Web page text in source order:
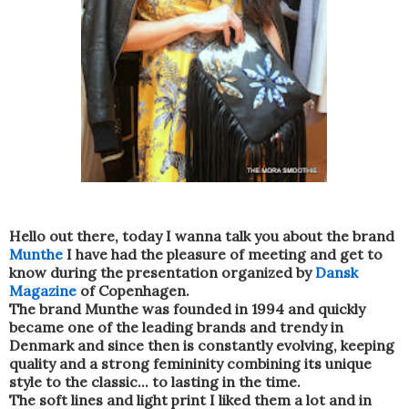
Hello out there, today I wanna talk you about the brand
Munthe I have had the pleasure of meeting and get to
know during the presentation organized byDansk
Magazine of Copenhagen.
The brand Munthe was founded in 1994 and quickly
became one of the leading brands and trendy in
Denmark and since then is constantly evolving, keeping
quality and a strong femininity combining its unique
style to the classic... to lasting in the time.
The soft lines and light print I liked them a lot and in